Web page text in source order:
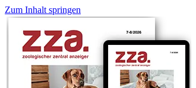
Zum Inhalt springen